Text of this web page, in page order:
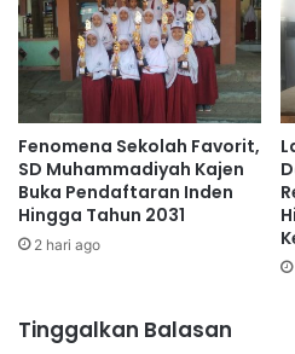
Fenomena Sekolah Favorit,
SD Muhammadiyah Kajen
Buka Pendaftaran Inden
Hingga Tahun 2031
2 hari ago
Tinggalkan Balasan